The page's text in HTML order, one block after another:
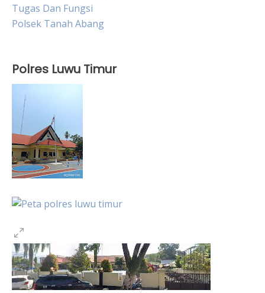
Tugas Dan Fungsi
Polsek Tanah Abang
Polres Luwu Timur